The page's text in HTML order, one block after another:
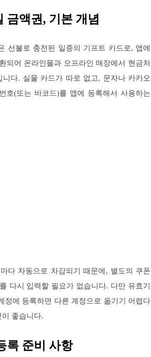
금액권, 기본 개념
선불로 충전된 일종의 기프트 카드로, 앱에
되어 온라인몰과 오프라인 매장에서 현금처
다. 실물 카드가 따로 없고, 문자나 카카오
호(또는 바코드)를 앱에 등록해서 사용하는
다 자동으로 차감되기 때문에, 별도의 쿠폰
다시 입력할 필요가 없습니다. 다만 유효기
정에 등록하면 다른 계정으로 옮기기 어렵다
좋습니다.
록 준비 사항